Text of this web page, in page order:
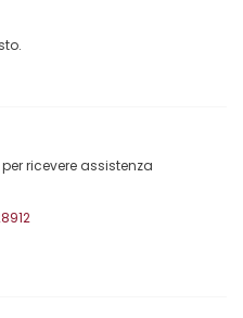
ricevere assistenza